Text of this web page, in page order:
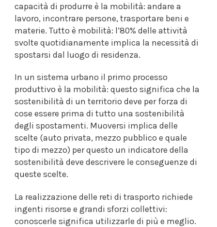
capacità di produrre è la mobilità: andare a
lavoro, incontrare persone, trasportare beni e
materie. Tutto è mobilità: l’80% delle attività
svolte quotidianamente implica la necessità di
spostarsi dal luogo di residenza.
In un sistema urbano il primo processo
produttivo è la mobilità: questo significa che la
sostenibilità di un territorio deve per forza di
cose essere prima di tutto una sostenibilità
degli spostamenti. Muoversi implica delle
scelte (auto privata, mezzo pubblico e quale
tipo di mezzo) per questo un indicatore della
sostenibilità deve descrivere le conseguenze di
queste scelte.
La realizzazione delle reti di trasporto richiede
ingenti risorse e grandi sforzi collettivi:
conoscerle significa utilizzarle di più e meglio.